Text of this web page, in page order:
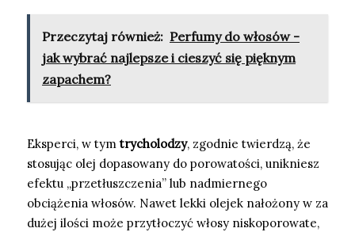
Przeczytaj również: Perfumy do włosów -
jak wybrać najlepsze i cieszyć się pięknym
zapachem?
Eksperci, w tym trycholodzy, zgodnie twierdzą, że
stosując olej dopasowany do porowatości, unikniesz
efektu „przetłuszczenia” lub nadmiernego
obciążenia włosów. Nawet lekki olejek nałożony w za
dużej ilości może przytłoczyć włosy niskoporowate,